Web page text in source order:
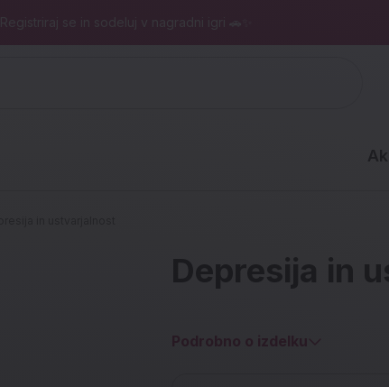
: Registriraj se in sodeluj v nagradni igri 🚗✨
Depresija in
Podrobno o izdelku